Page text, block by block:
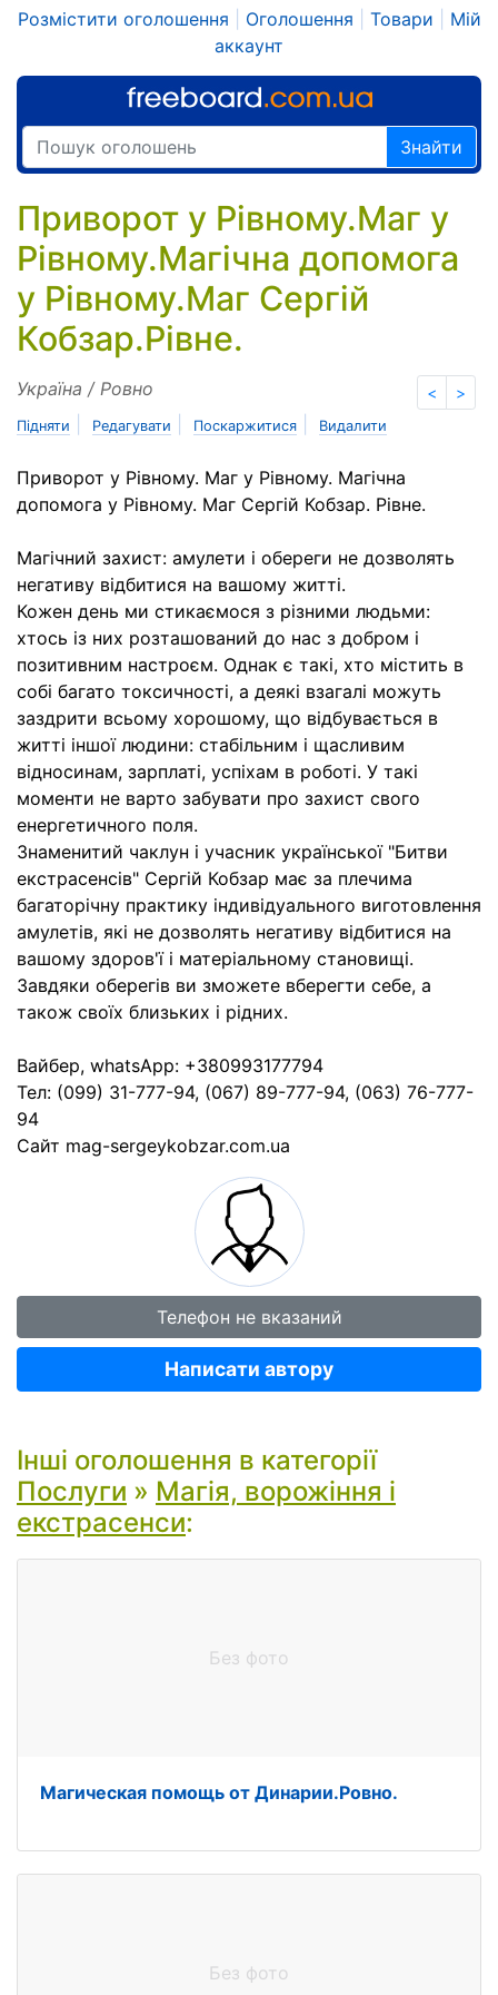
Розмістити оголошення Оголошення Товари
Мій
аккаунт
Знайти
Приворот у Рівному.Маг у
Рівному.Магічна допомога
у Рівному.Маг Сергій
Кобзар.Рівне.
< >
Україна / Ровно
Підняти Редагувати Поскаржитися Видалити
Приворот у Рівному. Маг у Рівному. Магічна
допомога у Рівному. Маг Сергій Кобзар. Рівне.
Магічний захист: амулети і обереги не дозволять
негативу відбитися на вашому житті.
Кожен день ми стикаємося з різними людьми:
хтось із них розташований до нас з добром і
позитивним настроєм. Однак є такі, хто містить в
собі багато токсичності, а деякі взагалі можуть
заздрити всьому хорошому, що відбувається в
житті іншої людини: стабільним і щасливим
відносинам, зарплаті, успіхам в роботі. У такі
моменти не варто забувати про захист свого
енергетичного поля.
Знаменитий чаклун і учасник української "Битви
екстрасенсів" Сергій Кобзар має за плечима
багаторічну практику індивідуального виготовлення
амулетів, які не дозволять негативу відбитися на
вашому здоров'ї і матеріальному становищі.
Завдяки оберегів ви зможете вберегти себе, а
також своїх близьких і рідних.
Вайбер, whatsApp: +380993177794
Тел: (099) 31-777-94, (067) 89-777-94, (063) 76-777-
94
Сайт mag-sergeykobzar.com.ua
Телефон не вказаний
Написати автору
Інші оголошення в категорії
Послуги » Магія, ворожіння і
екстрасенси:
Без фото
Магическая помощь от Динарии.Ровно.
Без фото